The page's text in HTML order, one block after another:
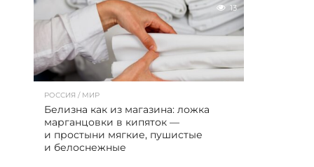
13
РОССИЯ / МИР
Белизна как из магазина: ложка
марганцовки в кипяток —
и простыни мягкие, пушистые
и белоснежные